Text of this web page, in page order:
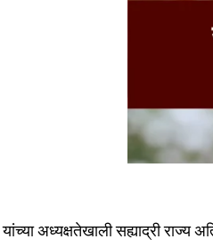
यांच्या अध्यक्षतेखाली सह्याद्री राज्य